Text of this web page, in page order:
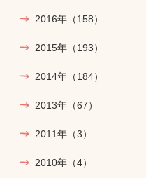
2016年 （158）
2015年 （193）
2014年 （184）
2013年 （67）
2011年 （3）
2010年 （4）